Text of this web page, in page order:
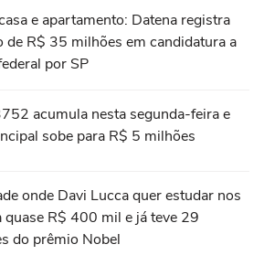
e apartamento: Datena registra
de R$ 35 milhões em candidatura a
por SP
acumula nesta segunda-feira e
sobe para R$ 5 milhões
onde Davi Lucca quer estudar nos
quase R$ 400 mil e já teve 29
do prêmio Nobel